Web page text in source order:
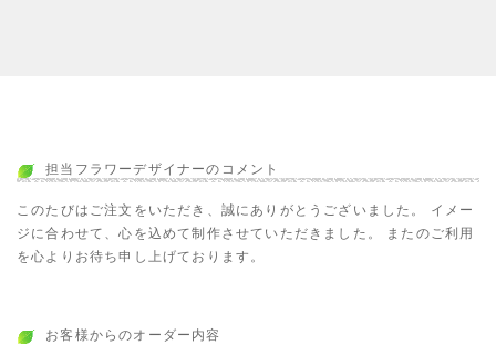
担当フラワーデザイナーのコメント
このたびはご注文をいただき、誠にありがとうございました。 イメー
ジに合わせて、心を込めて制作させていただきました。 またのご利用
を心よりお待ち申し上げております。
お客様からのオーダー内容